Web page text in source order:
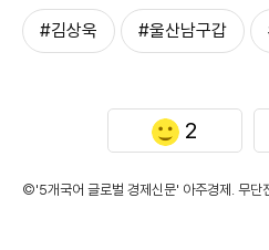
#김상욱 #울산남구갑
2
©'5개국어 글로벌 경제신문' 아주경제. 무단